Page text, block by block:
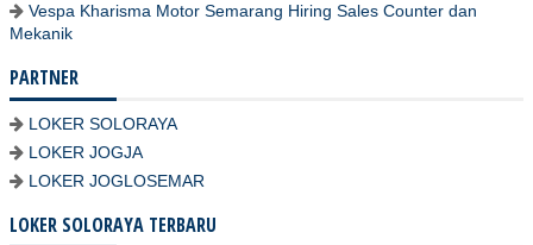
Vespa Kharisma Motor Semarang Hiring Sales Counter dan
Mekanik
PARTNER
LOKER SOLORAYA
LOKER JOGJA
LOKER JOGLOSEMAR
LOKER SOLORAYA TERBARU